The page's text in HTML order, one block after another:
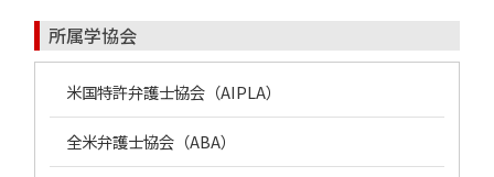
所属学協会
米国特許弁護士協会（AIPLA）
全米弁護士協会（ABA）